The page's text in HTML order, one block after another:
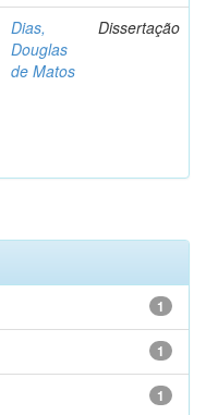
Dias,
Douglas
de Matos
Dissertação
1
1
1